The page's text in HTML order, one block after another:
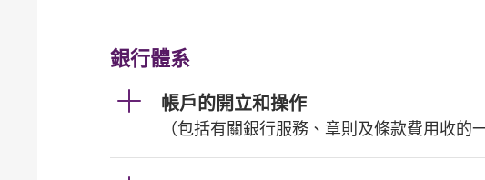
銀行體系
帳戶的開立和操作
（包括有關銀行服務、章則及條款費用收的